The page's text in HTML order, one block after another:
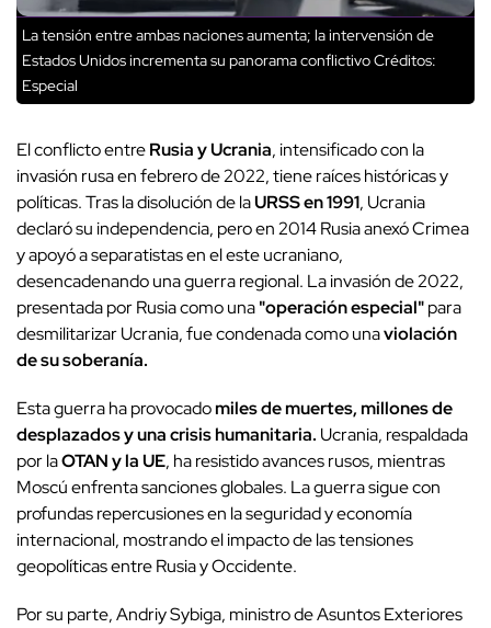
La tensión entre ambas naciones aumenta; la intervensión de
Estados Unidos incrementa su panorama conflictivoCréditos:
Especial
El conflicto entreRusia y Ucrania, intensificado con la
invasión rusa en febrero de 2022, tiene raíces históricas y
políticas. Tras la disolución de laURSS en 1991, Ucrania
declaró su independencia, pero en 2014 Rusia anexó Crimea
y apoyó a separatistas en el este ucraniano,
desencadenando una guerra regional. La invasión de 2022,
presentada por Rusia como una"operación especial"para
desmilitarizar Ucrania, fue condenada como unaviolación
de su soberanía.
Esta guerra ha provocadomiles de muertes, millones de
desplazados y una crisis humanitaria. Ucrania, respaldada
por laOTAN y la UE, ha resistido avances rusos, mientras
Moscú enfrenta sanciones globales. La guerra sigue con
profundas repercusiones en la seguridad y economía
internacional, mostrando el impacto de las tensiones
geopolíticas entre Rusia y Occidente.
Por su parte, Andriy Sybiga, ministro de Asuntos Exteriores